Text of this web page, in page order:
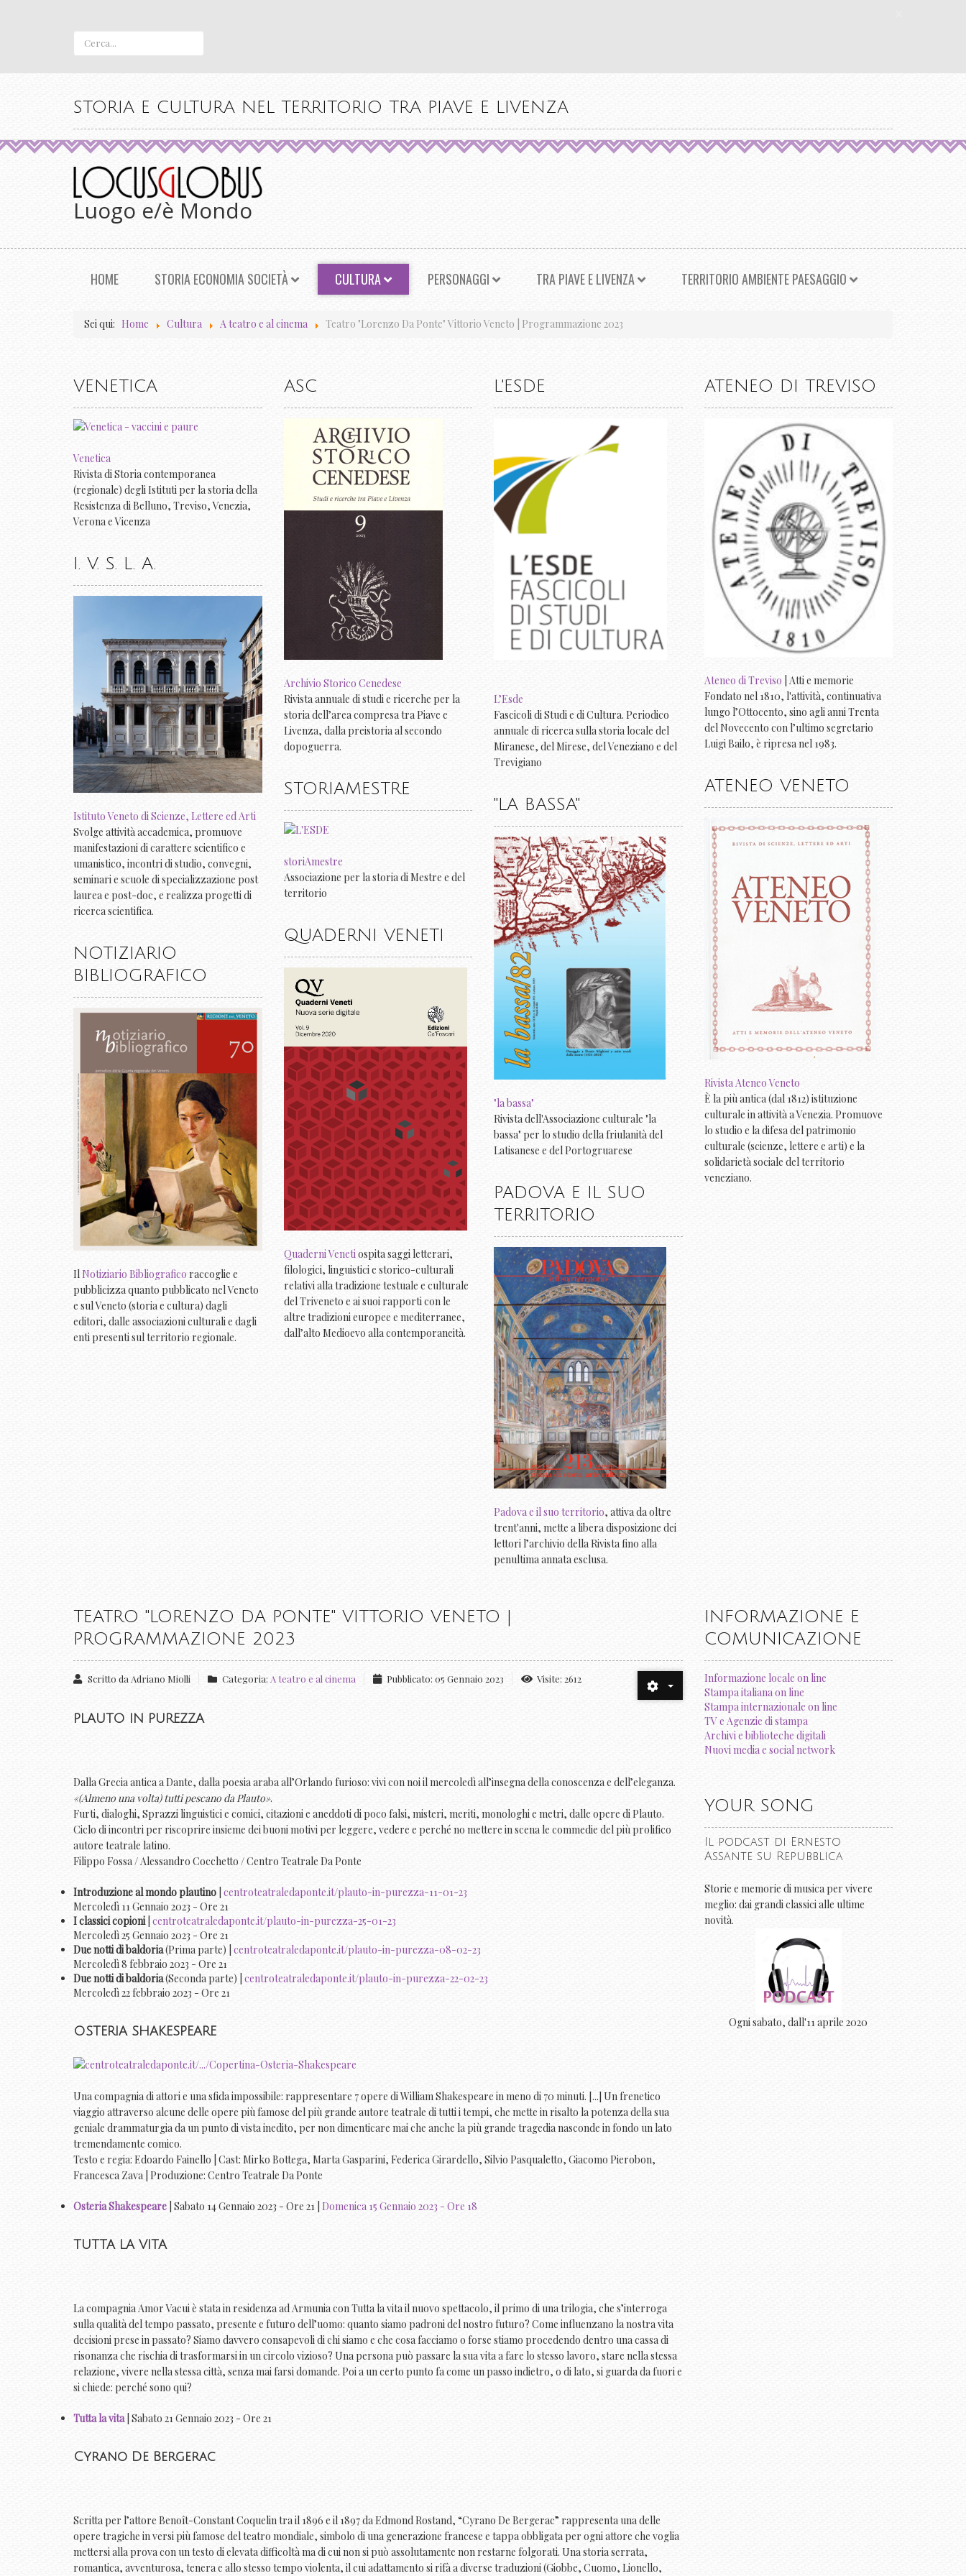
STORIA E CULTURA NEL TERRITORIO TRA PIAVE E LIVENZA
Luogo e/è Mondo
HOME STORIA ECONOMIA SOCIETÀ CULTURA PERSONAGGI TRA PIAVE E LIVENZA TERRITORIO AMBIENTE PAESAGGIO
Sei qui: Home Cultura A teatro e al cinema Teatro "Lorenzo Da Ponte" Vittorio Veneto | Programmazione 2023
VENETICA
Venetica
Rivista di Storia contemporanea
(regionale) degli Istituti per la storia della
Resistenza di Belluno, Treviso, Venezia,
Verona e Vicenza
I. V. S. L. A.
Istituto Veneto di Scienze, Lettere ed Arti
Svolge attività accademica, promuove
manifestazioni di carattere scientifico e
umanistico, incontri di studio, convegni,
seminari e scuole di specializzazione post
laurea e post-doc, e realizza progetti di
ricerca scientifica.
NOTIZIARIO
BIBLIOGRAFICO
IlNotiziario Bibliografico raccoglie e
pubblicizza quanto pubblicato nel Veneto
e sul Veneto (storia e cultura) dagli
editori, dalle associazioni culturali e dagli
enti presenti sul territorio regionale.
ASC
Archivio Storico Cenedese
Rivista annuale di studi e ricerche per la
storia dell’area compresa tra Piave e
Livenza, dalla preistoria al secondo
dopoguerra.
STORIAMESTRE
storiAmestre
Associazione per la storia di Mestre e del
territorio
QUADERNI VENETI
Quaderni Venetiospita saggi letterari,
filologici, linguistici e storico-culturali
relativi alla tradizione testuale e culturale
del Triveneto e ai suoi rapporti con le
altre tradizioni europee e mediterranee,
dall’alto Medioevo alla contemporaneità.
L'ESDE
L’Esde
Fascicoli di Studi e di Cultura. Periodico
annuale di ricerca sulla storia locale del
Miranese, del Mirese, del Veneziano e del
Trevigiano
"LA BASSA"
"la bassa"
Rivista dell'Associazione culturale "la
bassa" per lo studio della friulanità del
Latisanese e del Portogruarese
PADOVA E IL SUO
TERRITORIO
Padova e il suo territorio, attiva da oltre
trent'anni, mette a libera disposizione dei
lettori l’archivio della Rivista fino alla
penultima annata esclusa.
ATENEO DI TREVISO
Ateneo di Treviso | Atti e memorie
Fondato nel 1810, l'attività, continuativa
lungo l’Ottocento, sino agli anni Trenta
del Novecento con l’ultimo segretario
Luigi Bailo, è ripresa nel 1983.
ATENEO VENETO
Rivista Ateneo Veneto
È la più antica (dal 1812) istituzione
culturale in attività a Venezia. Promuove
lo studio e la difesa del patrimonio
culturale (scienze, lettere e arti) e la
solidarietà sociale del territorio
veneziano.
TEATRO "LORENZO DA PONTE" VITTORIO VENETO |
PROGRAMMAZIONE 2023
Scritto da Adriano Miolli Categoria: A teatro e al cinema Pubblicato: 05 Gennaio 2023 Visite: 2612
PLAUTO IN PUREZZA
Dalla Grecia antica a Dante, dalla poesia araba all’Orlando furioso: vivi con noi il mercoledì all’insegna della conoscenza e dell’eleganza.
«(Almeno una volta) tutti pescano da Plauto».
Furti, dialoghi, Sprazzi linguistici e comici, citazioni e aneddoti di poco falsi, misteri, meriti, monologhi e metri, dalle opere di Plauto.
Ciclo di incontri per riscoprire insieme dei buoni motivi per leggere, vedere e perché no mettere in scena le commedie del più prolifico
autore teatrale latino.
Filippo Fossa / Alessandro Cocchetto / Centro Teatrale Da Ponte
Introduzione al mondo plautino centroteatraledaponte.it/plauto-in-purezza-11-01-23
Mercoledì 11 Gennaio 2023 - Ore 21
I classici copioni| centroteatraledaponte.it/plauto-in-purezza-25-01-23
Mercoledì 25 Gennaio 2023 - Ore 21
Due notti di baldoria(Prima parte) | centroteatraledaponte.it/plauto-in-purezza-08-02-23
Mercoledì 8 febbraio 2023 - Ore 21
Due notti di baldoria(Seconda parte) | centroteatraledaponte.it/plauto-in-purezza-22-02-23
Mercoledì 22 febbraio 2023 - Ore 21
OSTERIA SHAKESPEARE
Una compagnia di attori e una sfida impossibile: rappresentare 7 opere di William Shakespeare in meno di 70 minuti. [...] Un frenetico
viaggio attraverso alcune delle opere più famose del più grande autore teatrale di tutti i tempi, che mette in risalto la potenza della sua
geniale drammaturgia da un punto di vista inedito, per non dimenticare mai che anche la più grande tragedia nasconde in fondo un lato
tremendamente comico.
Testo e regia: Edoardo Fainello | Cast: Mirko Bottega, Marta Gasparini, Federica Girardello, Silvio Pasqualetto, Giacomo Pierobon,
Francesca Zava | Produzione: Centro Teatrale Da Ponte
Osteria Shakespeare | Sabato 14 Gennaio 2023 - Ore 21 | Domenica 15 Gennaio 2023 - Ore 18
TUTTA LA VITA
La compagnia Amor Vacui è stata in residenza ad Armunia con Tutta la vita il nuovo spettacolo, il primo di una trilogia, che s’interroga
sulla qualità del tempo passato, presente e futuro dell’uomo: quanto siamo padroni del nostro futuro? Come influenzano la nostra vita
decisioni prese in passato? Siamo davvero consapevoli di chi siamo e che cosa facciamo o forse stiamo procedendo dentro una cassa di
risonanza che rischia di trasformarsi in un circolo vizioso? Una persona può passare la sua vita a fare lo stesso lavoro, stare nella stessa
relazione, vivere nella stessa città, senza mai farsi domande. Poi a un certo punto fa come un passo indietro, o di lato, si guarda da fuori e
si chiede: perché sono qui?
Tutta la vita| Sabato 21 Gennaio 2023 - Ore 21
Cyrano De Bergerac
Scritta per l’attore Benoît-Constant Coquelin tra il 1896 e il 1897 da Edmond Rostand, “Cyrano De Bergerac” rappresenta una delle
opere tragiche in versi più famose del teatro mondiale, simbolo di una generazione francese e tappa obbligata per ogni attore che voglia
mettersi alla prova con un testo di elevata difficoltà ma di cui non si può assolutamente non restarne folgorati. Una storia serrata,
romantica, avventurosa, tenera e allo stesso tempo violenta, il cui adattamento si rifà a diverse traduzioni (Giobbe, Cuomo, Lionello,
INFORMAZIONE E
COMUNICAZIONE
Informazione locale on line
Stampa italiana on line
Stampa internazionale on line
TV e Agenzie di stampa
Archivi e biblioteche digitali
Nuovi media e social network
YOUR SONG
Il podcast di Ernesto
Assante su Repubblica
Storie e memorie di musica per vivere
meglio: dai grandi classici alle ultime
novità.
Ogni sabato, dall'11 aprile 2020